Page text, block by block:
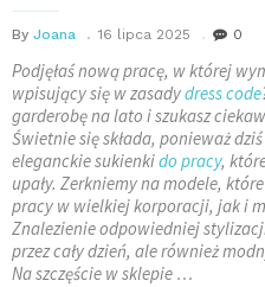
By Joana 16 lipca 2025 0
Podjęłaś nową pracę, w której
wpisujący się w zasadydress code
garderobę na lato i szukasz
Świetnie się składa, ponieważ
eleganckie sukienkido pracy,
upały. Zerkniemy na modele,
pracy w wielkiej korporacji, jak i
Znalezienie odpowiedniej
przez cały dzień, ale również
Na szczęście w sklepie …